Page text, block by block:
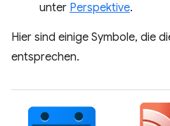
unter Perspektive.
Hier sind einige Symbole, die
entsprechen.